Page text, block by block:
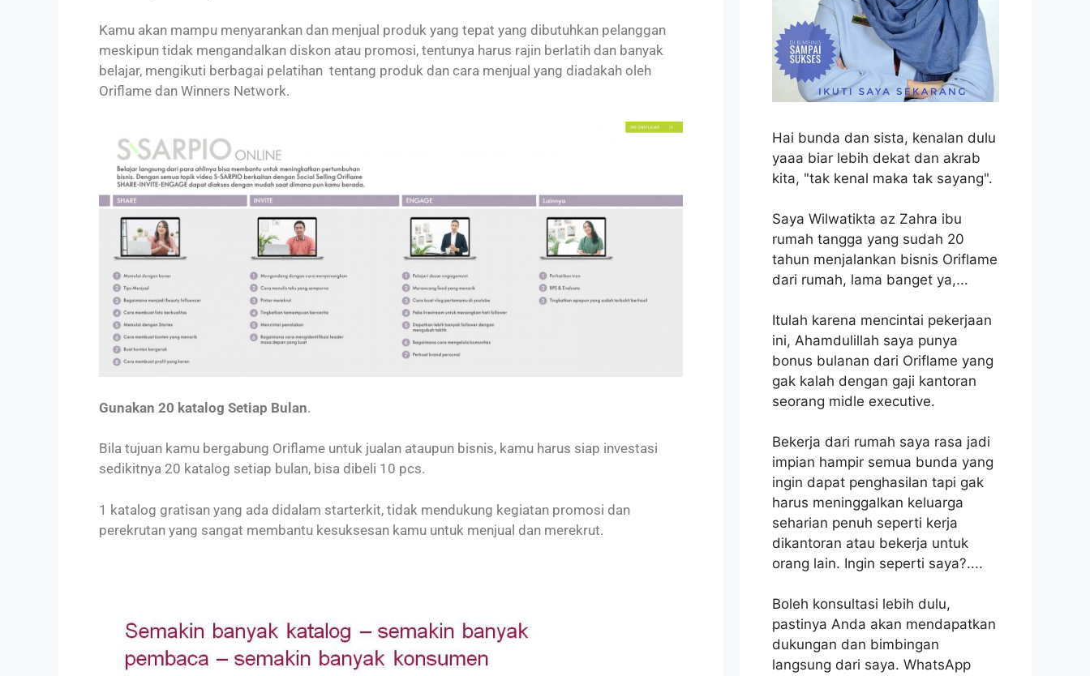
Kamu akan mampu menyarankan dan menjual produk yang tepat yang dibutuhkan pelanggan
meskipun tidak mengandalkan diskon atau promosi, tentunya harus rajin berlatih dan banyak
belajar, mengikuti berbagai pelatihan tentang produk dan cara menjual yang diadakah oleh
Oriflame dan Winners Network.
Gunakan 20 katalog Setiap Bulan.
Bila tujuan kamu bergabung Oriflame untuk jualan ataupun bisnis, kamu harus siap investasi
sedikitnya 20 katalog setiap bulan, bisa dibeli 10 pcs.
1 katalog gratisan yang ada didalam starterkit, tidak mendukung kegiatan promosi dan
perekrutan yang sangat membantu kesuksesan kamu untuk menjual dan merekrut.
Hai bunda dan sista, kenalan dulu
yaaa biar lebih dekat dan akrab
kita, "tak kenal maka tak sayang".
Saya Wilwatikta az Zahra ibu
rumah tangga yang sudah 20
tahun menjalankan bisnis Oriflame
dari rumah, lama banget ya,...
Itulah karena mencintai pekerjaan
ini, Ahamdulillah saya punya
bonus bulanan dari Oriflame yang
gak kalah dengan gaji kantoran
seorang midle executive.
Bekerja dari rumah saya rasa jadi
impian hampir semua bunda yang
ingin dapat penghasilan tapi gak
harus meninggalkan keluarga
seharian penuh seperti kerja
dikantoran atau bekerja untuk
orang lain. Ingin seperti saya?....
Boleh konsultasi lebih dulu,
pastinya Anda akan mendapatkan
dukungan dan bimbingan
langsung dari saya. WhatsApp